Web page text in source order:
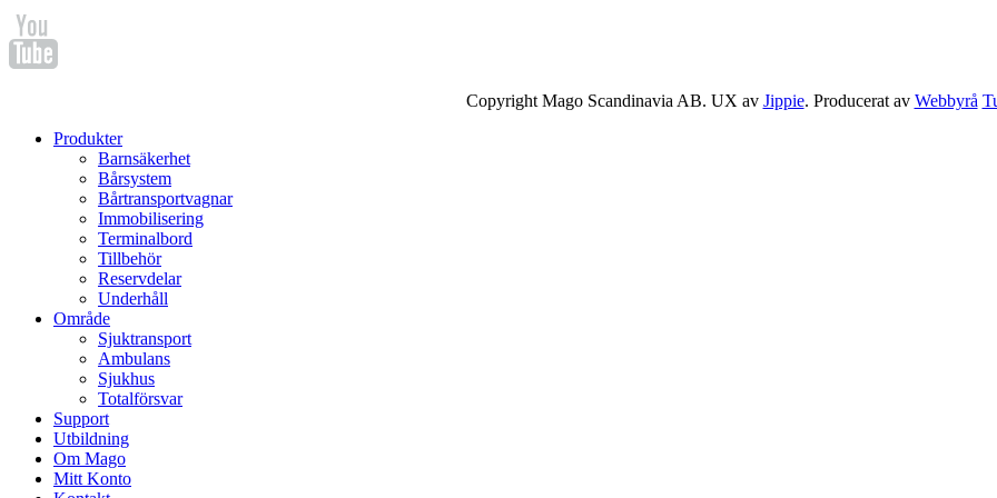
Copyright Mago Scandinavia AB. UX av Jippie. Producerat av Webbyrå
Produkter
Barnsäkerhet
Bårsystem
Bårtransportvagnar
Immobilisering
Terminalbord
Tillbehör
Reservdelar
Underhåll
Område
Sjuktransport
Ambulans
Sjukhus
Totalförsvar
Support
Utbildning
Om Mago
Mitt Konto